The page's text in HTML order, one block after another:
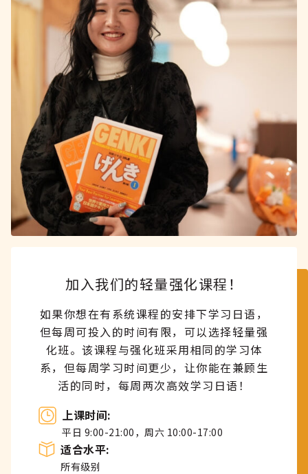
加入我们的轻量强化课程！
如果你想在有系统课程的安排下学习日语，
但每周可投入的时间有限，可以选择轻量强
化班。该课程与强化班采用相同的学习体
系，但每周学习时间更少，让你能在兼顾生
活的同时，每周两次高效学习日语！
上课时间:
平日 9:00-21:00，周六 10:00-17:00
适合水平:
所有级别